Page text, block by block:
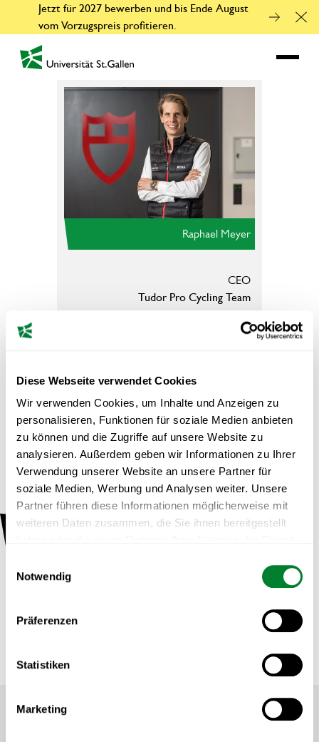
Diese Webseite verwendet Cookies
Wir verwenden Cookies, um Inhalte und Anzeigen zu
personalisieren, Funktionen für soziale Medien anbieten
zu können und die Zugriffe auf unsere Website zu
analysieren. Außerdem geben wir Informationen zu Ihrer
Verwendung unserer Website an unsere Partner für
soziale Medien, Werbung und Analysen weiter. Unsere
Partner führen diese Informationen möglicherweise mit
weiteren Daten zusammen, die Sie ihnen bereitgestellt
Notwendig
Präferenzen
Statistiken
Marketing
Jetzt für 2027 bewerben und bis Ende August
vom Vorzugspreis profitieren.
zur Startseite
Raphael Meyer
CEO
Tudor Pro Cycling Team
Raphael Meyer ist CEO von Tudor Pro Cycling, einem
Schweizer Profi-Radsportteam mit Sitz in Sursee. Er
verantwortet den Aufbau und die strategische Entwicklung der
Mannschaft, die sich seit ihrer Gründung stark im
internationalen Radsport etabliert hat.
Mit seiner klaren Vision treibt er den Ausbau der Organisation
voran – von der sportlichen Weiterentwicklung bis hin zu
modernen Infrastrukturprojekten rund um Training, Betreuung
zu etablieren und an den grössten Rennen teilzunehmen.
ALLE REFERIERENDEN